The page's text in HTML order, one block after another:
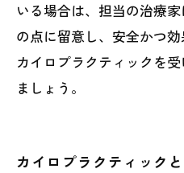
いる場合は、担当の治療
の点に留意し、安全かつ効
カイロプラクティックを
ましょう。
カイロプラクティック